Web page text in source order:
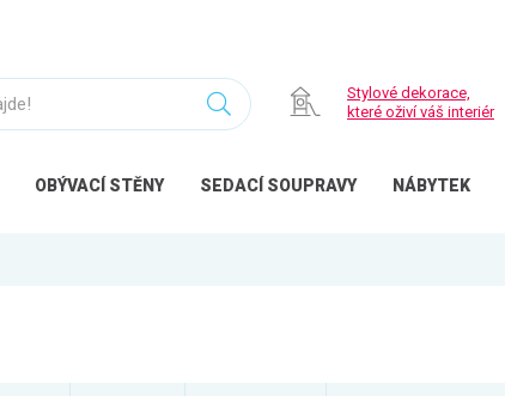
Stylové dekorace,
které oživí váš interiér
OBÝVACÍ STĚNY SEDACÍ SOUPRAVY NÁBYTEK